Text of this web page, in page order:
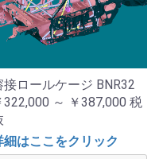
接ロールケージ BNR32
322,000 ～ ￥387,000 税
細はここをクリック